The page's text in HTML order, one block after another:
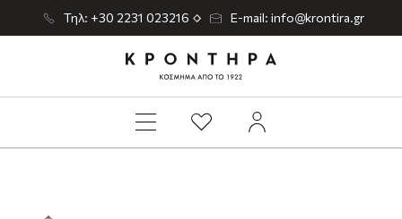
Τηλ: +30 2231 023216 E-mail: info@krontira.gr